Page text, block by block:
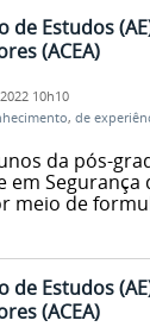
Estudos
(ACEA)
10h10
, de
da pós-
Segurança
meio de
Estudos
(ACEA)